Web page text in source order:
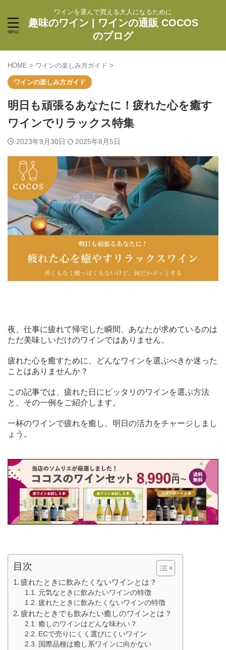
ワインを選んで買える大人になるために
趣味のワイン | ワインの通販 COCOS
のブログ
HOME > ワインの楽しみ方ガイド >
ワインの楽しみ方ガイド
明日も頑張るあなたに！疲れた心を癒す
ワインでリラックス特集
2023年9月30日 2025年8月5日
夜、仕事に疲れて帰宅した瞬間、あなたが求めているのは
ただ美味しいだけのワインではありません。
疲れた心を癒すために、どんなワインを選ぶべきか迷った
ことはありませんか？
この記事では、疲れた日にピッタリのワインを選ぶ方法
と、その一例をご紹介します。
一杯のワインで疲れを癒し、明日の活力をチャージしまし
ょう。
目次
疲れたときに飲みたくないワインとは？
元気なときに飲みたいワインの特徴
疲れたときに飲みたくないワインの特徴
疲れたときでも飲みたい癒しのワインとは？
癒しのワインはどんな味わい？
ECで売りにくく選びにくいワイン
国際品種は癒し系ワインに向かない